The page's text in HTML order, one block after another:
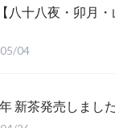
八十八夜・卯月・
04
新茶発売しました